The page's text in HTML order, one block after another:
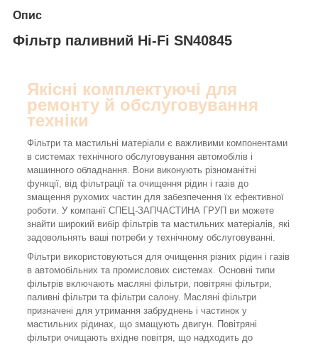
Опис
Фільтр паливний Hi-Fi SN40845
Якісні комплектуючі для
ремонту й обслуговування
техніки
Фільтри та мастильні матеріали є важливими компонентами
в системах технічного обслуговування автомобілів і
машинного обладнання. Вони виконують різноманітні
функції, від фільтрації та очищення рідин і газів до
змащення рухомих частин для забезпечення їх ефективної
роботи. У компанії СПЕЦ-ЗАПЧАСТИНА ГРУП ви можете
знайти широкий вибір фільтрів та мастильних матеріалів, які
задовольнять ваші потреби у технічному обслуговуванні.
Фільтри використовуються для очищення різних рідин і газів
в автомобільних та промислових системах. Основні типи
фільтрів включають масляні фільтри, повітряні фільтри,
паливні фільтри та фільтри салону. Масляні фільтри
призначені для утримання забруднень і частинок у
мастильних рідинах, що змащують двигун. Повітряні
фільтри очищають вхідне повітря, що надходить до